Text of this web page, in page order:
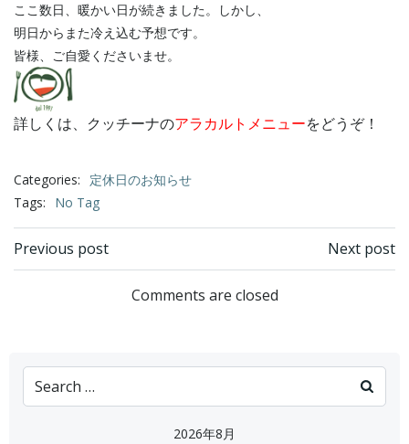
ここ数日、暖かい日が続きました。しかし、
明日からまた冷え込む予想です。
皆様、ご自愛くださいませ。
詳しくは、クッチーナのアラカルトメニューをどうぞ！
Categories:
定休日のお知らせ
Tags:
No Tag
Post
navigation
Previous post
navigation
Next post
Comments are closed
Search
for:
2026年8月